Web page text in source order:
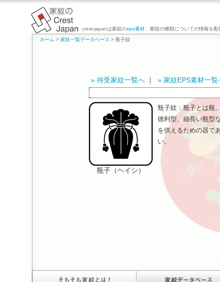
crest-japanは家紋のeps素材、家紋の種類についての情報を配
ホーム > 家紋一覧データベース > 瓶子紋
» 待受家紋一覧へ｜ » 家紋EPS素材一覧
瓶子（ヘイシ）
瓶子紋：瓶子とは瓶
徳利型、細長い瓶型
を供えるための器で
い。